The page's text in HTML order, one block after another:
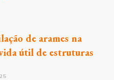
de arames na
útil de estruturas